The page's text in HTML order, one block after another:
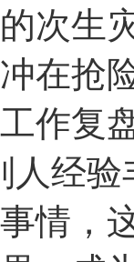
次生
在抢
作复
人经
情，